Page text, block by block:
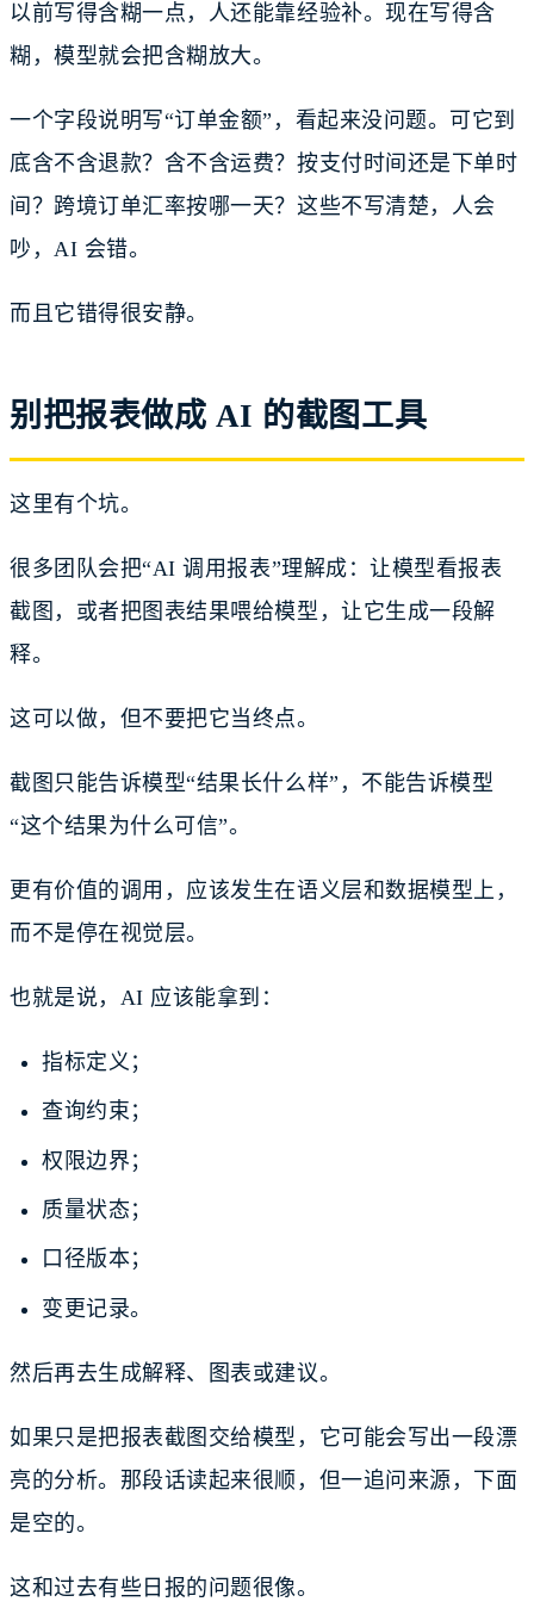
以前写得含糊一点，人还能靠经验补。现在写得含
糊，模型就会把含糊放大。
一个字段说明写“订单金额”，看起来没问题。可它到
底含不含退款？含不含运费？按支付时间还是下单时
间？跨境订单汇率按哪一天？这些不写清楚，人会
吵，AI 会错。
而且它错得很安静。
别把报表做成 AI 的截图工具
这里有个坑。
很多团队会把“AI 调用报表”理解成：让模型看报表
截图，或者把图表结果喂给模型，让它生成一段解
释。
这可以做，但不要把它当终点。
截图只能告诉模型“结果长什么样”，不能告诉模型
“这个结果为什么可信”。
更有价值的调用，应该发生在语义层和数据模型上，
而不是停在视觉层。
也就是说，AI 应该能拿到：
指标定义；
查询约束；
权限边界；
质量状态；
口径版本；
变更记录。
然后再去生成解释、图表或建议。
如果只是把报表截图交给模型，它可能会写出一段漂
亮的分析。那段话读起来很顺，但一追问来源，下面
是空的。
这和过去有些日报的问题很像。